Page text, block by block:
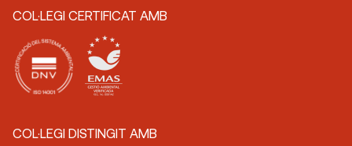
COL·LEGI CERTIFICAT AMB
COL·LEGI DISTINGIT AMB